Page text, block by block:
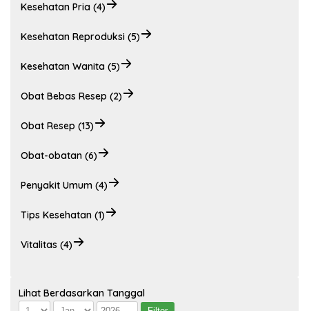
Kesehatan Pria (4)
Kesehatan Reproduksi (5)
Kesehatan Wanita (5)
Obat Bebas Resep (2)
Obat Resep (13)
Obat-obatan (6)
Penyakit Umum (4)
Tips Kesehatan (1)
Vitalitas (4)
Lihat Berdasarkan Tanggal